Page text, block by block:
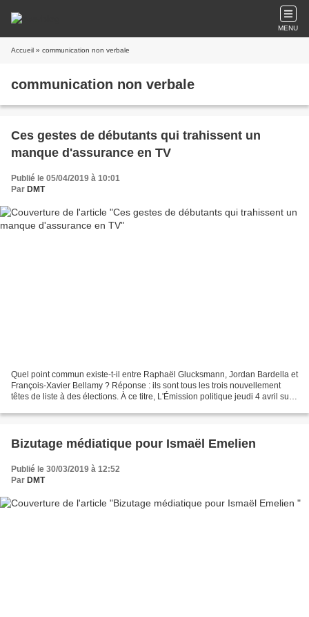
MENU
Accueil » communication non verbale
communication non verbale
Ces gestes de débutants qui trahissent un
manque d'assurance en TV
Publié le 05/04/2019 à 10:01
Par DMT
Quel point commun existe-t-il entre Raphaël Glucksmann, Jordan Bardella et
François-Xavier Bellamy ? Réponse : ils sont tous les trois nouvellement
têtes de liste à des élections. À ce titre, L'Émission politique jeudi 4 avril sur
Bizutage médiatique pour Ismaël Emelien
Publié le 30/03/2019 à 12:52
Par DMT